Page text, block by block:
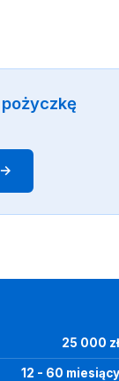
25 000 zł
12 - 60 miesiący